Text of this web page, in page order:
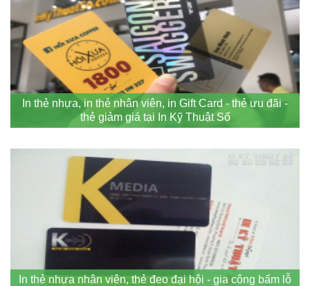
In thẻ nhựa, in thẻ nhân viên, in Gift Card - thẻ ưu đãi -
thẻ giảm giá tại In Kỹ Thuật Số
In thẻ nhựa nhân viên, thẻ đeo đại hội - gia công bấm lỗ